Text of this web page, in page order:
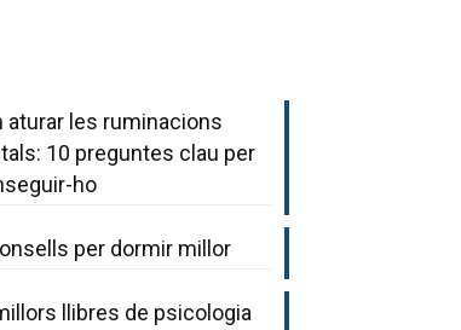
aturar les ruminacions
10 preguntes clau per
ho
per dormir millor
llibres de psicologia